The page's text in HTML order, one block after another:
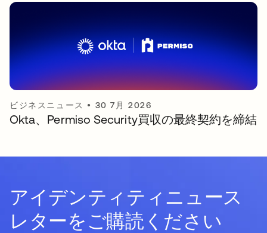
ビジネスニュース • 30 7月 2026
Okta、Permiso Security買収の最終契約を締結
アイデンティティニュース
レターをご購読ください